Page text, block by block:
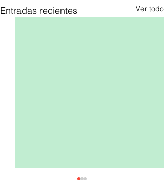
Entradas recientes Ver todo